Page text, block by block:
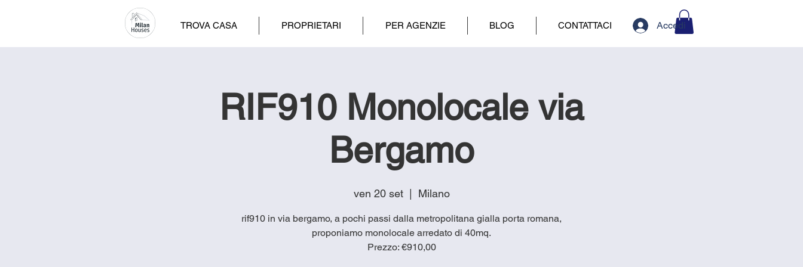
TROVA CASA PROPRIETARI PER AGENZIE BLOG CONTATTACI Accedi
RIF910 Monolocale via
Bergamo
ven 20 set
  |
Milano
rif910 in via bergamo, a pochi passi dalla metropolitana gialla porta romana,
proponiamo monolocale arredato di 40mq.
Prezzo: €910,00